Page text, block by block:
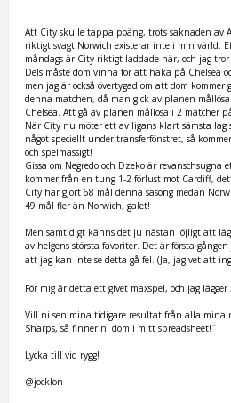
Att City skulle tappa poäng, trots saknaden av
riktigt svagt Norwich existerar inte i min värld.
måndags är City riktigt laddade här, och jag tror
Dels måste dom vinna för att haka på Chelsea
men jag är också övertygad om att dom
denna matchen, då man gick av planen
Chelsea. Att gå av planen mållösa i 2 matcher
När City nu möter ett av ligans klart sämsta lag
något speciellt under transferfönstret, så
och spelmässigt!
Gissa om Negredo och Dzeko är revanschsugna
kommer från en tung 1-2 förlust mot Cardiff,
City har gjort 68 mål denna säsong medan
49 mål fler än Norwich, galet!
Men samtidigt känns det ju nästan löjligt att
av helgens största favoriter. Det är första
att jag kan inte se detta gå fel. (Ja, jag vet att
För mig är detta ett givet maxspel, och jag
Vill ni sen mina tidigare resultat från alla mina
Sharps, så finner ni dom i mitt spreadsheet!¨
Lycka till vid rygg!
@jocklon